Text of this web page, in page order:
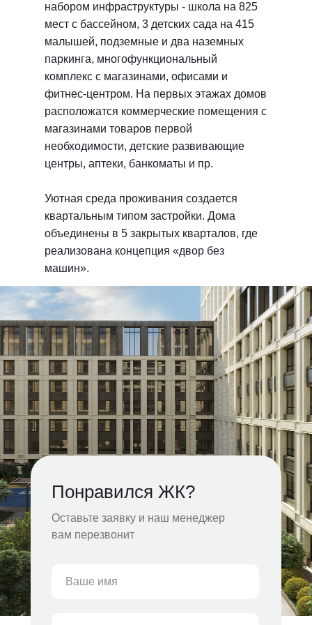
набором инфраструктуры - школа на 825
мест с бассейном, 3 детских сада на 415
малышей, подземные и два наземных
паркинга, многофункциональный
комплекс с магазинами, офисами и
фитнес-центром. На первых этажах домов
расположатся коммерческие помещения с
магазинами товаров первой
необходимости, детские развивающие
центры, аптеки, банкоматы и пр.
Уютная среда проживания создается
квартальным типом застройки. Дома
объединены в 5 закрытых кварталов, где
реализована концепция «двор без
машин».
Оставьте заявку и наш менеджер
вам перезвонит
Понравился ЖК?